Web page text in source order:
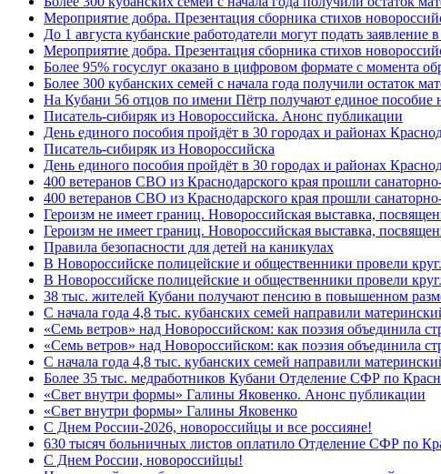
Мероприятие добра. Презентация сборника стихов
До 1 августа кубанские работодатели могут подать
Мероприятие добра. Презентация сборника стихов
Более 95% госуслуг оказано в цифровом формате с момента
Более 300 кубанских семей с начала года получили остаток
На Кубани 56 отцов по имени Пётр получают единое пособие
Писатель-сибиряк из Новороссийска. Анонс публикации
День единого пособия пройдёт в 30 городах и районах
Писатель-сибиряк из Новороссийска
День единого пособия пройдёт в 30 городах и районах
400 ветеранов СВО из Краснодарского края прошли
400 ветеранов СВО из Краснодарского края прошли
Героизм не имеет границ. Новороссийская выставка,
Героизм не имеет границ. Новороссийская выставка,
Правила безопасности для детей на каникулах
В Новороссийске полицейские и общественники провели
В Новороссийске полицейские и общественники провели
38 тыс. жителей Кубани получают пенсию в повышенном
С начала года 4,8 тыс. кубанских семей направили
«Семь ветров» над Новороссийском: как поэзия объединила
«Семь ветров» над Новороссийском: как поэзия объединила
С начала года 4,8 тыс. кубанских семей направили
Более 35 тыс. медработников Кубани Отделение СФР по
«Свет внутри формы» Галины Яковенко. Анонс публикации
«Свет внутри формы» Галины Яковенко
C Днем России-2026, новороссийцы и все россияне!
630 тысяч больничных листов оплатило Отделение СФР по
C Днем России, новороссийцы!